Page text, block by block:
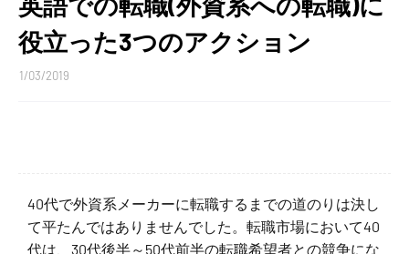
役立った3つのアクション
1/03/2019
40代で外資系メーカーに転職するまでの道のりは決し
て平たんではありませんでした。転職市場において40
代は、30代後半～50代前半の転職希望者との競争にな